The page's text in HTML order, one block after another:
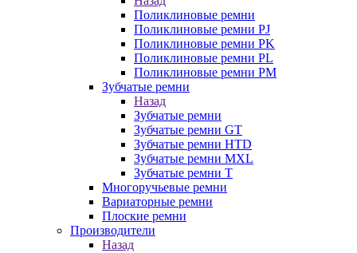
Поликлиновые ремни
Поликлиновые ремни PJ
Поликлиновые ремни PK
Поликлиновые ремни PL
Поликлиновые ремни PM
Зубчатые ремни
Назад
Зубчатые ремни
Зубчатые ремни GT
Зубчатые ремни HTD
Зубчатые ремни MXL
Зубчатые ремни Т
Многоручьевые ремни
Вариаторные ремни
Плоские ремни
Производители
Назад